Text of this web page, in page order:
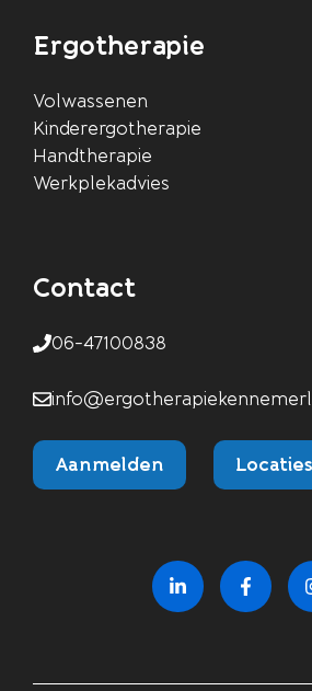
Ergotherapie
Volwassenen
Kinderergotherapie
Handtherapie
Werkplekadvies
Contact
06-47100838
Aanmelden Locaties